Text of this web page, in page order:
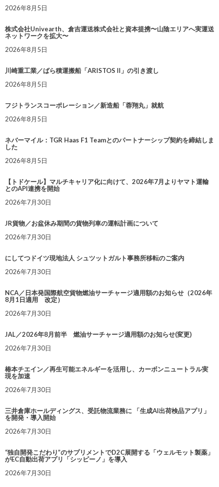
2026年8月5日
株式会社Univearth、倉吉運送株式会社と資本提携〜山陰エリアへ実運送
ネットワークを拡大〜
2026年8月5日
川崎重工業／ばら積運搬船「ARISTOS II」の引き渡し
2026年8月5日
フジトランスコーポレーション／新造船「蓉翔丸」就航
2026年8月5日
ネバーマイル：TGR Haas F1 Teamとのパートナーシップ契約を締結しま
した
2026年8月5日
【トドケール】マルチキャリア化に向けて、2026年7月よりヤマト運輸
とのAPI連携を開始
2026年7月30日
JR貨物／お盆休み期間の貨物列車の運転計画について
2026年7月30日
にしてつドイツ現地法人 シュツットガルト事務所移転のご案内
2026年7月30日
NCA／日本発国際航空貨物燃油サーチャージ適用額のお知らせ（2026年
8月1日適用 改定）
2026年7月30日
JAL／2026年8月前半 燃油サーチャージ適用額のお知らせ(変更)
2026年7月30日
椿本チエイン／再生可能エネルギーを活用し、カーボンニュートラル実
現を加速
2026年7月30日
三井倉庫ホールディングス、受託物流業務に 「生成AI出荷検品アプリ」
を開発・導入開始
2026年7月30日
“独自開発こだわり”のサプリメントでD2C展開する「ウェルモット製薬」
がEC自動出荷アプリ「シッピーノ」を導入
2026年7月30日